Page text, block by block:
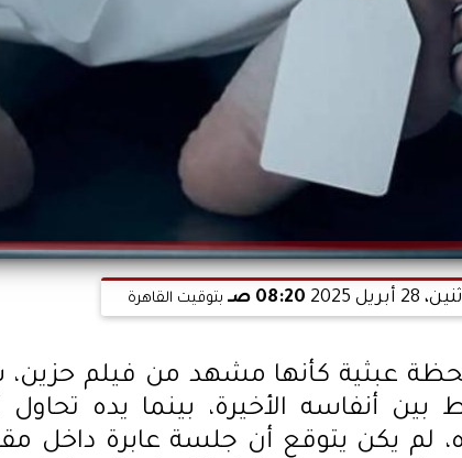
28 أبريل 2025 08:20 صـ بتوقيت القاهرة
عبثية كأنها مشهد من فيلم
بين أنفاسه الأخيرة، بينما يده
لم يكن يتوقع أن جلسة عابرة داخل